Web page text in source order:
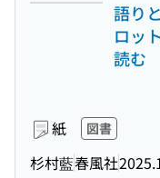
語り
ロッ
読む
紙 図書
杉村藍春風社